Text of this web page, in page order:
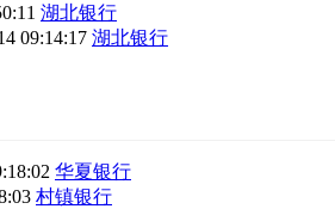
湖北银行
09:14:17 湖北银行
华夏银行
村镇银行